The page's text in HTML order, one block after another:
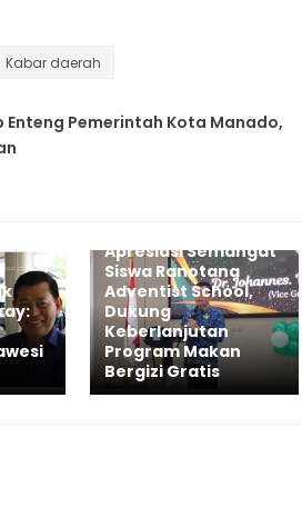
Kabar daerah
Pemerintah Kota Manado,
Apresiasi Semangat
Siswa Ranotana
Adventist School,
Dukung
Keberlanjutan
Program Makan
Bergizi Gratis